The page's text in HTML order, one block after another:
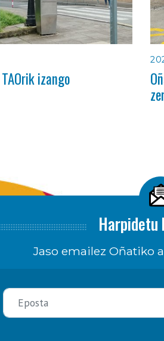
izango
Jaso emailez Oñatiko